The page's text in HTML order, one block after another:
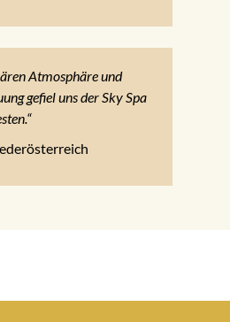
Atmosphäre und
gefiel uns der Sky Spa